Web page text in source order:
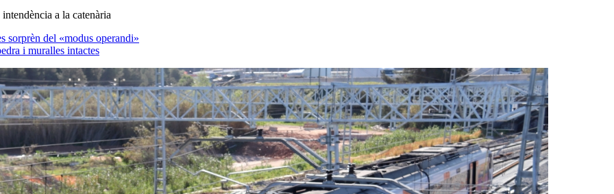
a la catenària
sorprèn del «modus operandi»
i muralles intactes